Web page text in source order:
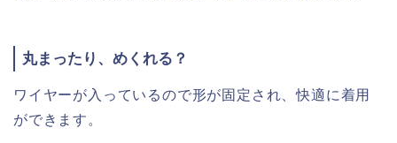
丸まったり、めくれる？
ワイヤーが入っているので形が固定され、快適に着用
ができます。